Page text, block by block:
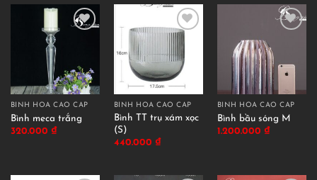
BÌNH HOA CAO CẤP
Bình meca trắng
320.000 ₫
BÌNH HOA CAO CẤP
Bình TT trụ xám xọc
(S)
440.000 ₫
BÌNH HOA CAO CẤP
Bình bầu sóng M
1.200.000 ₫